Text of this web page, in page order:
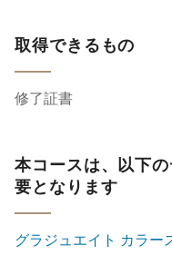
取得できるもの
修了証書
本コースは、以下
要となります
グラジュエイト カラー